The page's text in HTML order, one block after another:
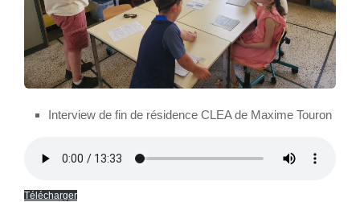
Interview de fin de résidence CLEA de Maxime Touron
Télécharger